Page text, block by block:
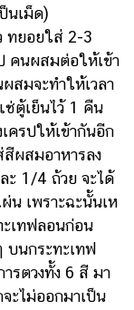
นเม็ด)
ยอยใส่ 2-3
คนผสมต่อให้เข้า
สมจะทำให้เวลา
ช่ตู้เย็นไว้ 1 คืน
ครปให้เข้ากันอีก
ผสมอาหารลง
ะ 1/4 ถ้วย จะได้
น เพราะฉะนั้นเห
เทฟลอนก่อน
นกระทะเทฟ
รตวงทั้ง 6 สี มา
ะไม่ออกมาเป็น